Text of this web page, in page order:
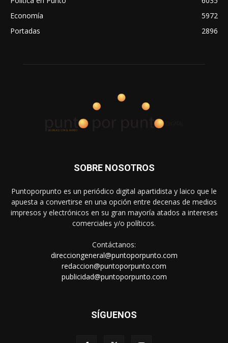
Economía
5972
Portadas
2896
SOBRE NOSOTROS
Puntoporpunto es un periódico digital apartidista y laico que le
apuesta a convertirse en una opción entre decenas de medios
impresos y electrónicos en su gran mayoría atados a intereses
comerciales y/o políticos.
Contáctanos:
direcciongeneral@puntoporpunto.com
redaccion@puntoporpunto.com
publicidad@puntoporpunto.com
SÍGUENOS